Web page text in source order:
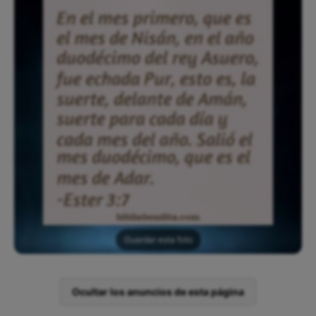
Guardar esta foto
Ocultar los anuncios de esta página